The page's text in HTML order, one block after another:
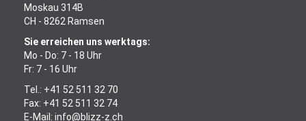
Moskau 314B
CH - 8262 Ramsen
Sie erreichen uns werktags:
Mo - Do: 7 - 18 Uhr
Fr: 7 - 16 Uhr
Tel.: +41 52 511 32 70
Fax: +41 52 511 32 74
E-Mail: info@blizz-z.ch